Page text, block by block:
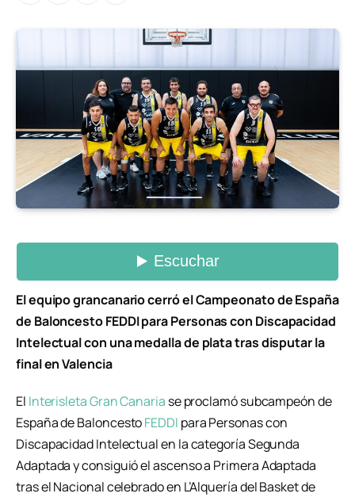
El equipo grancanario cerró el Campeonato de España
de Baloncesto FEDDI para Personas con Discapacidad
Intelectual con una medalla de plata tras disputar la
final en Valencia
El Interisleta Gran Canaria se proclamó subcampeón de
España de BaloncestoFEDDI para Personas con
Discapacidad Intelectual en la categoría Segunda
Adaptada y consiguió el ascenso a Primera Adaptada
tras el Nacional celebrado en L’Alquería del Basket de